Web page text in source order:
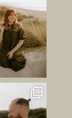
AUF EINEN
AN
...
23